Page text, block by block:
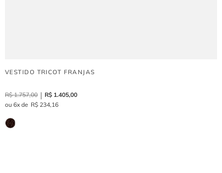
VESTIDO TRICOT FRANJAS
R$ 1.757,00 R$ 1.405,00
6
R$ 234,16